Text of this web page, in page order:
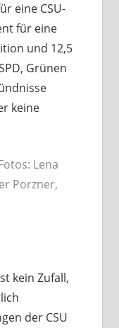
eine CSU-
für eine
und 12,5
Grünen
keine
Lena
Porzner,
kein Zufall,
der CSU